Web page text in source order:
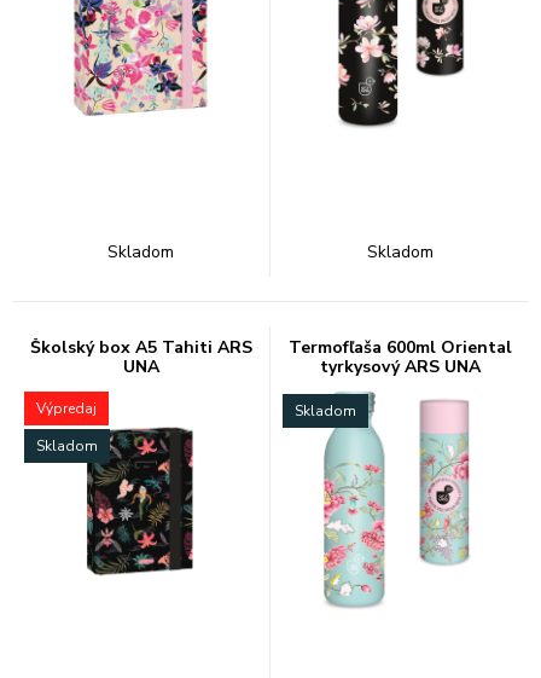
Skladom Skladom
Školský box A5 Tahiti ARS
UNA
Výpredaj
Skladom
Termofľaša 600ml Oriental
tyrkysový ARS UNA
Skladom